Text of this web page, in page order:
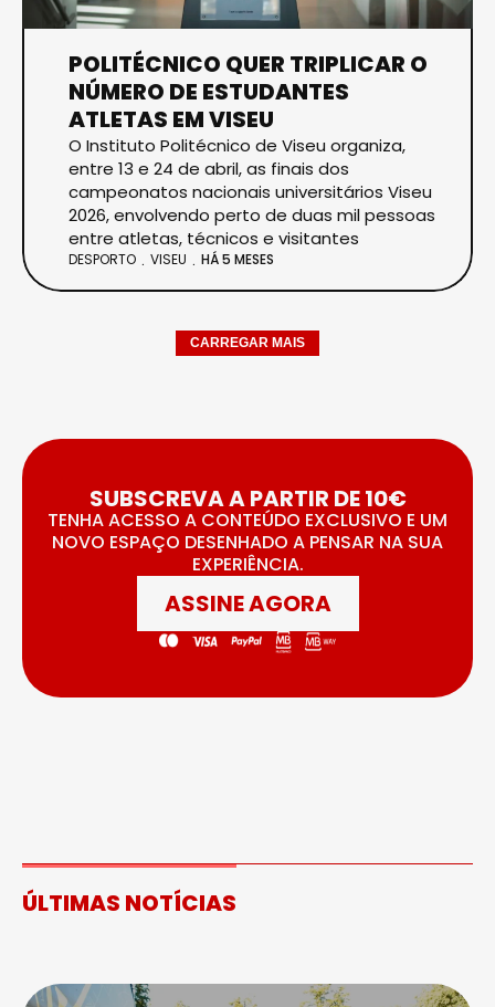
POLITÉCNICO QUER TRIPLICAR O
NÚMERO DE ESTUDANTES
ATLETAS EM VISEU
O Instituto Politécnico de Viseu organiza,
entre 13 e 24 de abril, as finais dos
campeonatos nacionais universitários Viseu
2026, envolvendo perto de duas mil pessoas
entre atletas, técnicos e visitantes
DESPORTO VISEU HÁ 5 MESES
CARREGAR MAIS
SUBSCREVA A PARTIR DE 10€
TENHA ACESSO A CONTEÚDO EXCLUSIVO E UM
NOVO ESPAÇO DESENHADO A PENSAR NA SUA
EXPERIÊNCIA.
ASSINE AGORA
ÚLTIMAS NOTÍCIAS